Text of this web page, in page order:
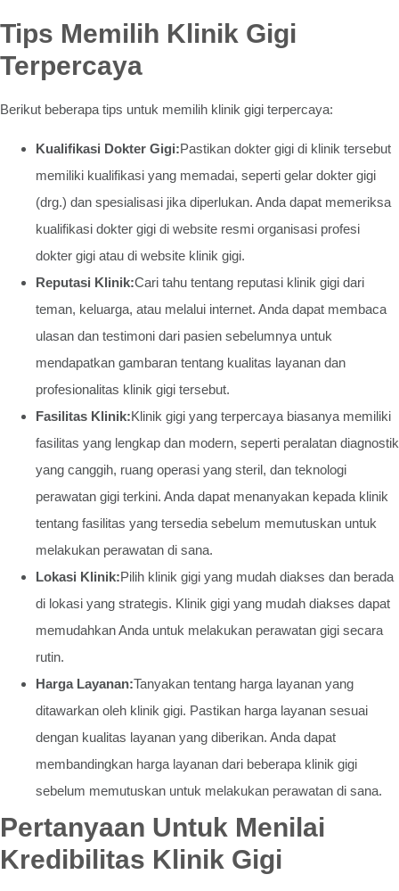
Tips Memilih Klinik Gigi
Terpercaya
Berikut beberapa tips untuk memilih klinik gigi terpercaya:
Kualifikasi Dokter Gigi:Pastikan dokter gigi di klinik tersebut
memiliki kualifikasi yang memadai, seperti gelar dokter gigi
(drg.) dan spesialisasi jika diperlukan. Anda dapat memeriksa
kualifikasi dokter gigi di website resmi organisasi profesi
dokter gigi atau di website klinik gigi.
Reputasi Klinik:Cari tahu tentang reputasi klinik gigi dari
teman, keluarga, atau melalui internet. Anda dapat membaca
ulasan dan testimoni dari pasien sebelumnya untuk
mendapatkan gambaran tentang kualitas layanan dan
profesionalitas klinik gigi tersebut.
Fasilitas Klinik:Klinik gigi yang terpercaya biasanya memiliki
fasilitas yang lengkap dan modern, seperti peralatan diagnostik
yang canggih, ruang operasi yang steril, dan teknologi
perawatan gigi terkini. Anda dapat menanyakan kepada klinik
tentang fasilitas yang tersedia sebelum memutuskan untuk
melakukan perawatan di sana.
Lokasi Klinik:Pilih klinik gigi yang mudah diakses dan berada
di lokasi yang strategis. Klinik gigi yang mudah diakses dapat
memudahkan Anda untuk melakukan perawatan gigi secara
rutin.
Harga Layanan:Tanyakan tentang harga layanan yang
ditawarkan oleh klinik gigi. Pastikan harga layanan sesuai
dengan kualitas layanan yang diberikan. Anda dapat
membandingkan harga layanan dari beberapa klinik gigi
sebelum memutuskan untuk melakukan perawatan di sana.
Pertanyaan Untuk Menilai
Kredibilitas Klinik Gigi